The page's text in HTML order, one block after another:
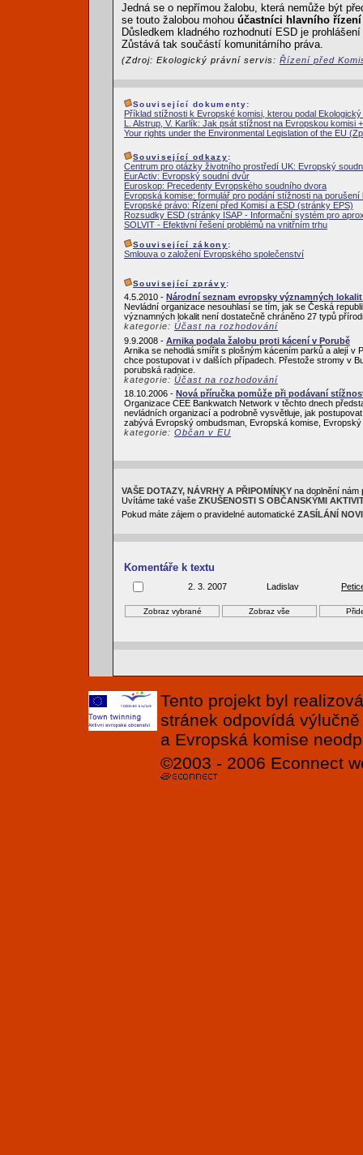
Jedná se o nepřímou žalobu, která nemůže být
se touto žalobou mohou účastníci hlavního
Důsledkem kladného rozhodnutí ESD je
Zůstává tak součástí komunitárního práva.
(Zdroj: Ekologický právní servis: Řízení před
Související dokumenty:
Příklad stížnosti k Evropské komisi, kterou podal
L. Alstrup, V. Karlík: Jak psát stížnost na Evropskou komisi
Your rights under the Environmental Legislation of the EU
Související odkazy:
Centrum pro otázky životního prostředí UK: Evropský
EurActiv: Evropský soudní dvůr
Euroskop: Precedenty Evropského soudního dvora
Evropská komise: formulář pro podání stížnosti na porušení
Evropské právo: Řízení před Komisí a ESD (stránky EPS)
Rozsudky ESD (stránky ISAP - Informační systém pro
SOLVIT - Efektivní řešení problémů na vnitřním trhu
Související zákony:
Smlouva o založení Evropského společenství
Související zprávy:
4.5.2010 - Národní seznam evropsky významných
Nevládní organizace nesouhlasí se tím, jak se Česká
významných lokalit není dostatečně chráněno 27 typů
kategorie: Účast na rozhodování
9.9.2008 - Arnika podala žalobu proti kácení v Porubě
Arnika se nehodlá smířit s plošným kácením parků a alejí v
chce postupovat i v dalších případech. Přestože stromy v
porubská radnice.
kategorie: Účast na rozhodování
18.10.2006 - Nová příručka pomůže při podávaní
Organizace CEE Bankwatch Network v těchto dnech
nevládních organizací a podrobně vysvětluje, jak
zabývá Evropský ombudsman, Evropská komise,
kategorie: Občan v EU
VAŠE DOTAZY, NÁVRHY A PŘIPOMÍNKY na doplnění
Uvítáme také vaše ZKUŠENOSTI S OBČANSKÝMI
Pokud máte zájem o pravidelné automatické ZASÍLÁNÍ
Komentáře k textu
2. 3. 2007 Ladislav
Tento projekt byl
stránek odpovídá
a Evropská komise
©2003 - 2006 Econnect